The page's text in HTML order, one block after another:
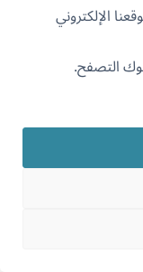
الإلكتروني
التصفح.